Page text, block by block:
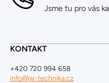
Jsme tu pro vás
KONTAKT
+420 720 994 658
info@w-technika.cz